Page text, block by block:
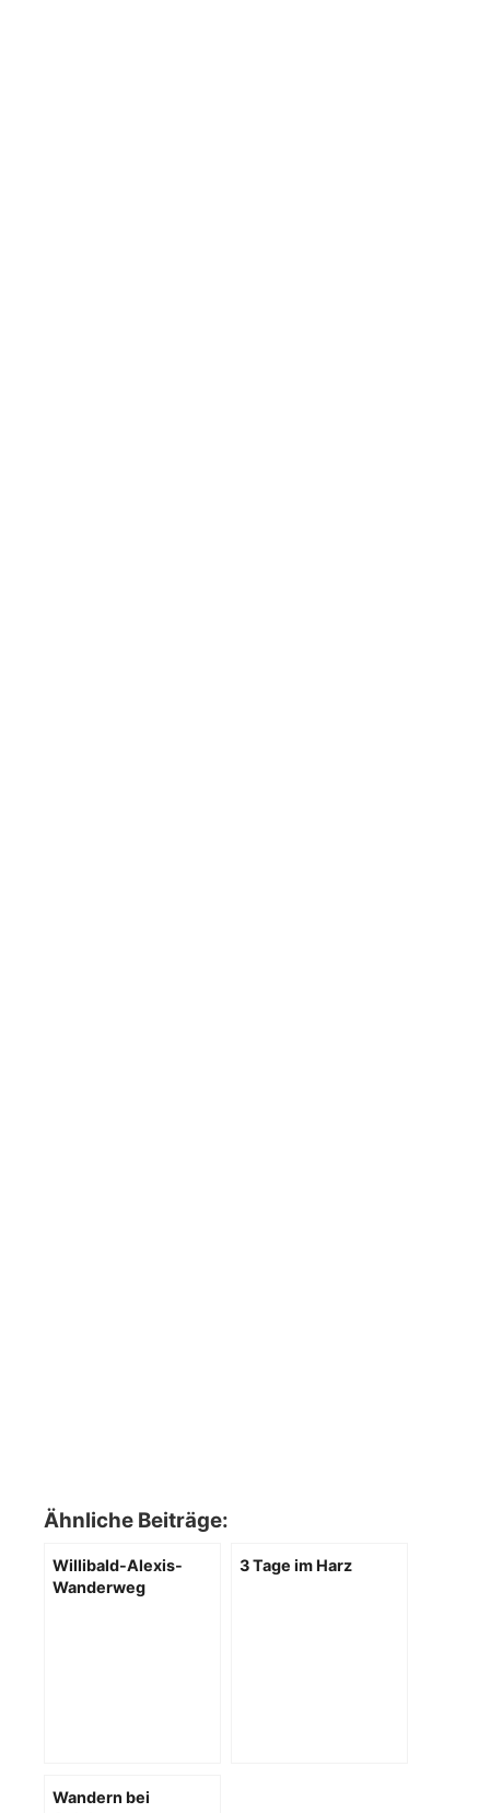
Ähnliche Beiträge:
Willibald-Alexis-
Wanderweg
3 Tage im Harz
Wandern bei